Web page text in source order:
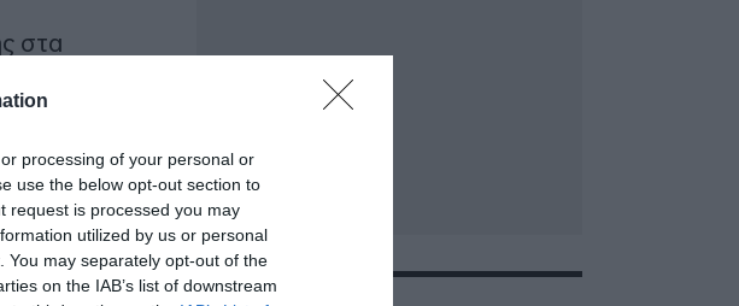
processing of your personal or
use the below opt-out section to
request is processed you may
utilized by us or personal
may separately opt-out of the
on the IAB’s list of downstream
στα